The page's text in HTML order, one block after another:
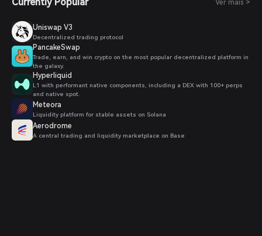
Ver mais >
Uniswap V3
Decentralized trading protocol
PancakeSwap
Trade, earn, and win crypto on the most popular decentralized platform in
the galaxy.
Hyperliquid
L1 with performant native components, including a DEX with 100+ perps
and native spot.
Meteora
Liquidity platform for stable assets on Solana
Aerodrome
A central trading and liquidity marketplace on Base